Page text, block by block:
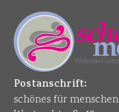
Postanschrift:
schönes für menschen